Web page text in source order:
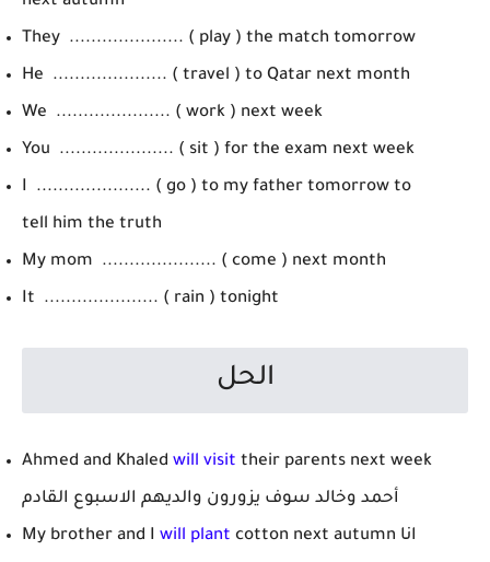
They ..................... ( play ) the match tomorrow
He ..................... ( travel ) to Qatar next month
We ..................... ( work ) next week
You ..................... ( sit ) for the exam next week
I ..................... ( go ) to my father tomorrow to
tell him the truth
My mom ..................... ( come ) next month
It ..................... ( rain ) tonight
الحل
Ahmed and Khaled will visit their parents next week
أحمد وخالد سوف يزورون والديهم الاسبوع القادم
My brother and I will plant cotton next autumn انا